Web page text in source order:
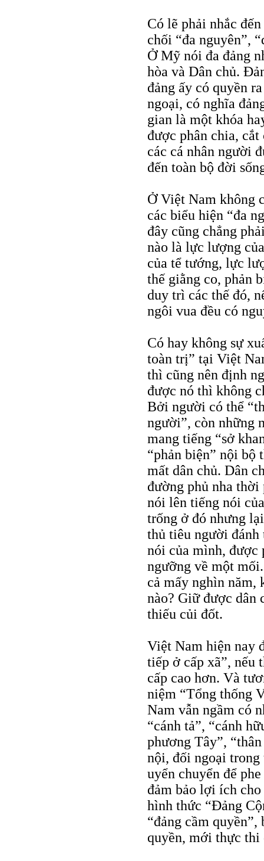
Có lẽ phải nhắc
chối “đa nguyên”,
Ở Mỹ nói đa đảng
hòa và Dân chủ.
đảng ấy có quyền
ngoại, có nghĩa
gian là một khóa
được phân chia,
các cá nhân người
đến toàn bộ đời
Ở Việt Nam không
các biểu hiện “đa
đây cũng chẳng
nào là lực lượng
của tể tướng, lực
thế giằng co, phản
duy trì các thế đó,
ngôi vua đều có
Có hay không sự
toàn trị” tại Việt
thì cũng nên định
được nó thì không
Bởi người có thể
người”, còn những
mang tiếng “sở
“phản biện” nội bộ
mất dân chủ. Dân
đường phủ nha thời
nói lên tiếng nói
trống ở đó nhưng
thủ tiêu người
nói của mình, được
ngưỡng về một
cả mấy nghìn năm,
nào? Giữ được
thiếu củi đốt.
Việt Nam hiện nay
tiếp ở cấp xã”, nếu
cấp cao hơn. Và
niệm “Tổng thống
Nam vẫn ngầm có
“cánh tả”, “cánh
phương Tây”,
nội, đối ngoại
uyển chuyển để
đảm bảo lợi ích
hình thức “Đảng
“đảng cầm
quyền, mới thực thi